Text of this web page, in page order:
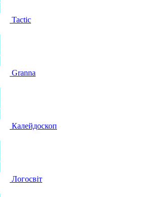
Tactic
Granna
Калейдоскоп
Логосвіт